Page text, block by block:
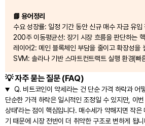
📘 용어정리
수요 성장률: 일정 기간 동안 신규 매수 자금 유입
200주 이동평균선: 장기 시장 흐름을 판단하는
레이어2: 메인 블록체인 부담을 줄이고 확장성을
SVM: 솔라나 기반 스마트컨트랙트 실행 환경(빠
💡 자주 묻는 질문 (FAQ)
Q. 비트코인이 약세라는 건 단순 가격 하락과 어
단순한 가격 하락은 일시적인 조정일 수 있지만, 이
상태’라는 점이 핵심입니다. 매수세가 약해지면 작은
기 때문에 시장 전반이 더 취약한 구조로 변하게 됩니